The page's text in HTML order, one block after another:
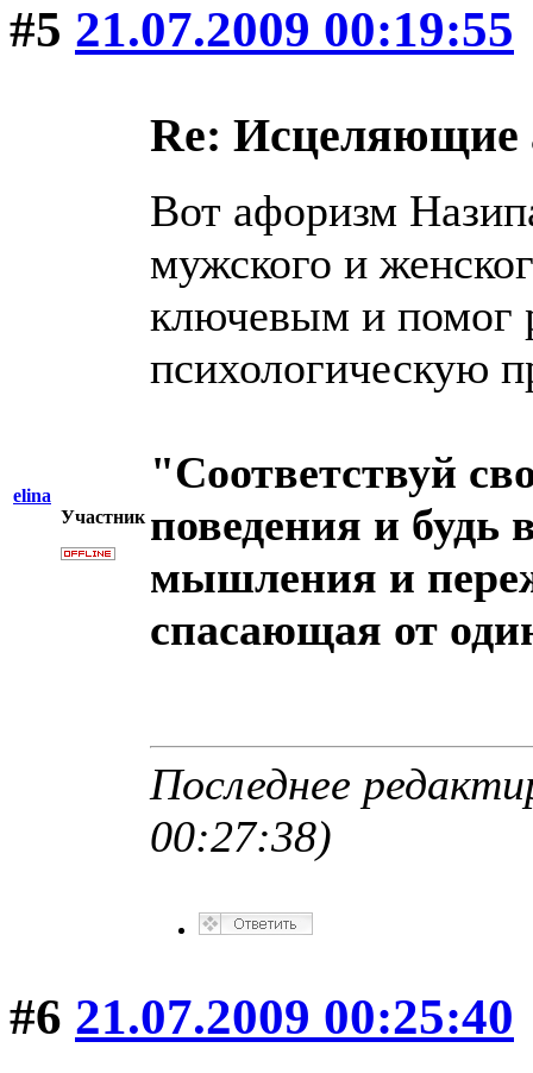
#5 21.07.2009 00:19:55
elina
Участник
Re: Исцеляющие
Вот афоризм
мужского и
ключевым и помог
психологическую
"Соответствуй
поведения и будь
мышления и
спасающая от
Последнее
00:27:38)
#6 21.07.2009 00:25:40